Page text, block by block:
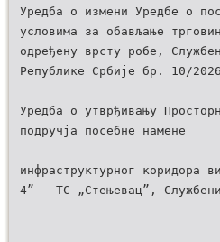
Уредба о измени Уредбе о
условима за обављање
одређену врсту робе,
Републике Србије бр. 10/2026
Уредба о утврђивању
подручја посебне намене
инфраструктурног коридора
4” – ТС „Стењевац”,